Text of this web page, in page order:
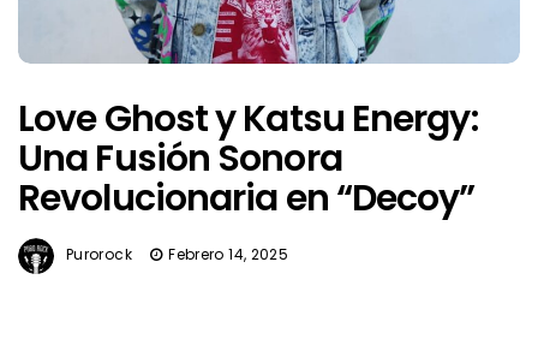
Love Ghost y Katsu Energy:
Una Fusión Sonora
Revolucionaria en “Decoy”
Purorock Febrero 14, 2025